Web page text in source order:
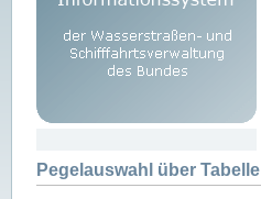
Pegelauswahl über Tabelle